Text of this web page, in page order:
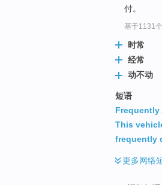
付。
基于1131
时常
经常
动不动
短语
Frequently
This
frequently
更多网络